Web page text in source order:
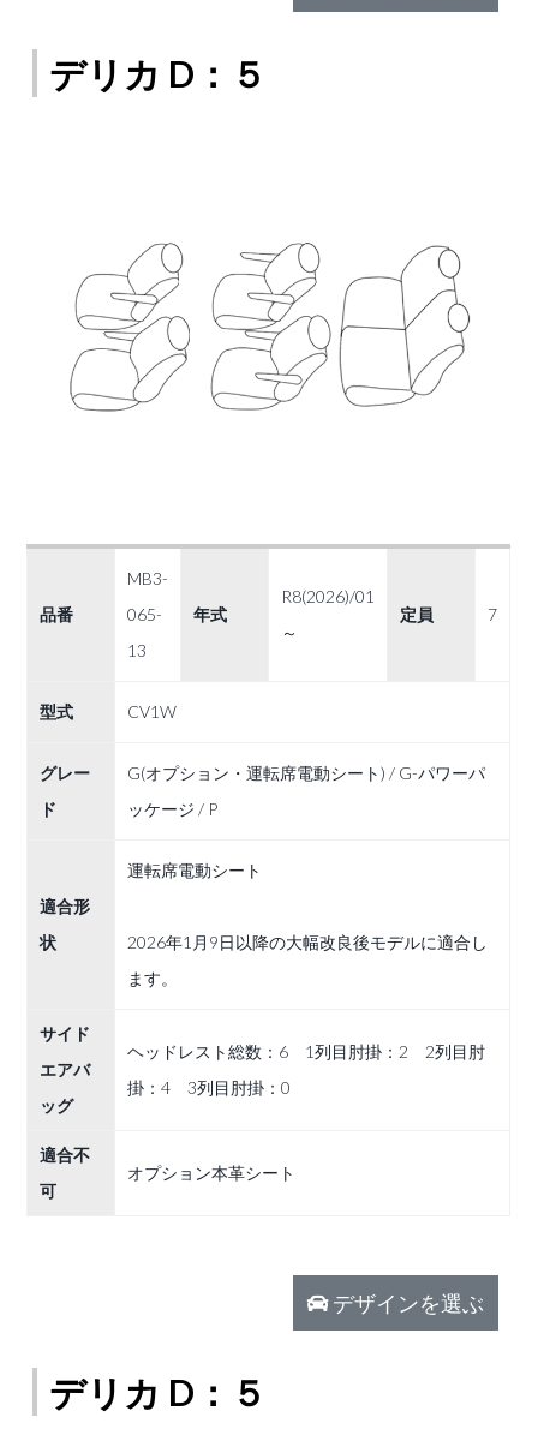
デリカ D：５
品番
MB3-
065-
13
年式
R8(2026)/01
～
定員 7
型式 CV1W
グレー
ド
G(オプション・運転席電動シート) / G-パワーパ
ッケージ / P
適合形
状
運転席電動シート
2026年1月9日以降の大幅改良後モデルに適合し
ます。
サイド
エアバ
ッグ
ヘッドレスト総数：6 1列目肘掛：2 2列目肘
掛：4 3列目肘掛：0
適合不
可
オプション本革シート
デザインを選ぶ
デリカ D：５